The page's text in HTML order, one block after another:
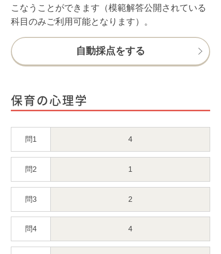
こなうことができます（模範解答公開されている
科目のみご利用可能となります）。
自動採点をする
保育の心理学
問1 4
問2 1
問3 2
問4 4